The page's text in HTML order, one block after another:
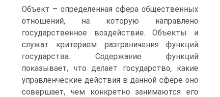
Объект – определенная сфера общественных
отношений, на которую направлено
государственное воздействие. Объекты и
служат критерием разграничения функций
государства. Содержание функций
показывает, что делает государство, какие
управленческие действия в данной сфере оно
совершает, чем конкретно занимаются его